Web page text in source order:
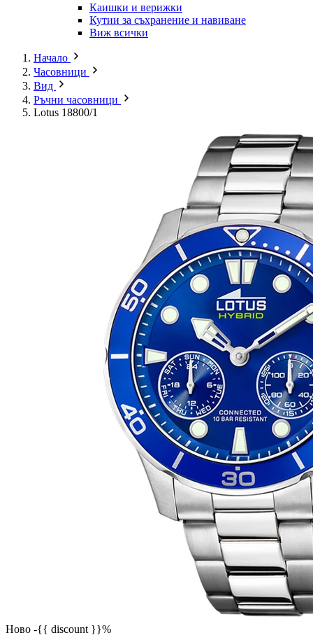
Каишки и верижки
Кутии за съхранение и навиване
Виж всички
Начало
Часовници
Вид
Ръчни часовници
Lotus 18800/1
Ново -{{ discount }}%